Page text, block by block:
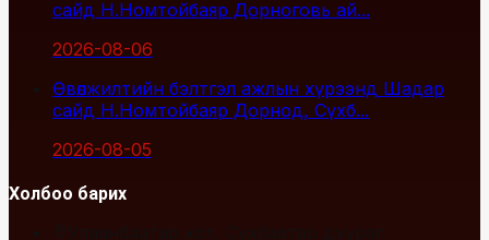
сайд Н.Номтойбаяр Дорноговь ай...
2026-08-06
Өвөлжилтийн бэлтгэл ажлын хүрээнд Шадар
сайд Н.Номтойбаяр Дорнод, Сүхб...
2026-08-05
Холбоо барих